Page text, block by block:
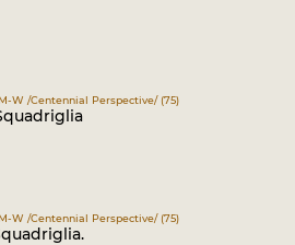
W /Centennial Perspective/ (75)
W /Centennial Perspective/ (75)